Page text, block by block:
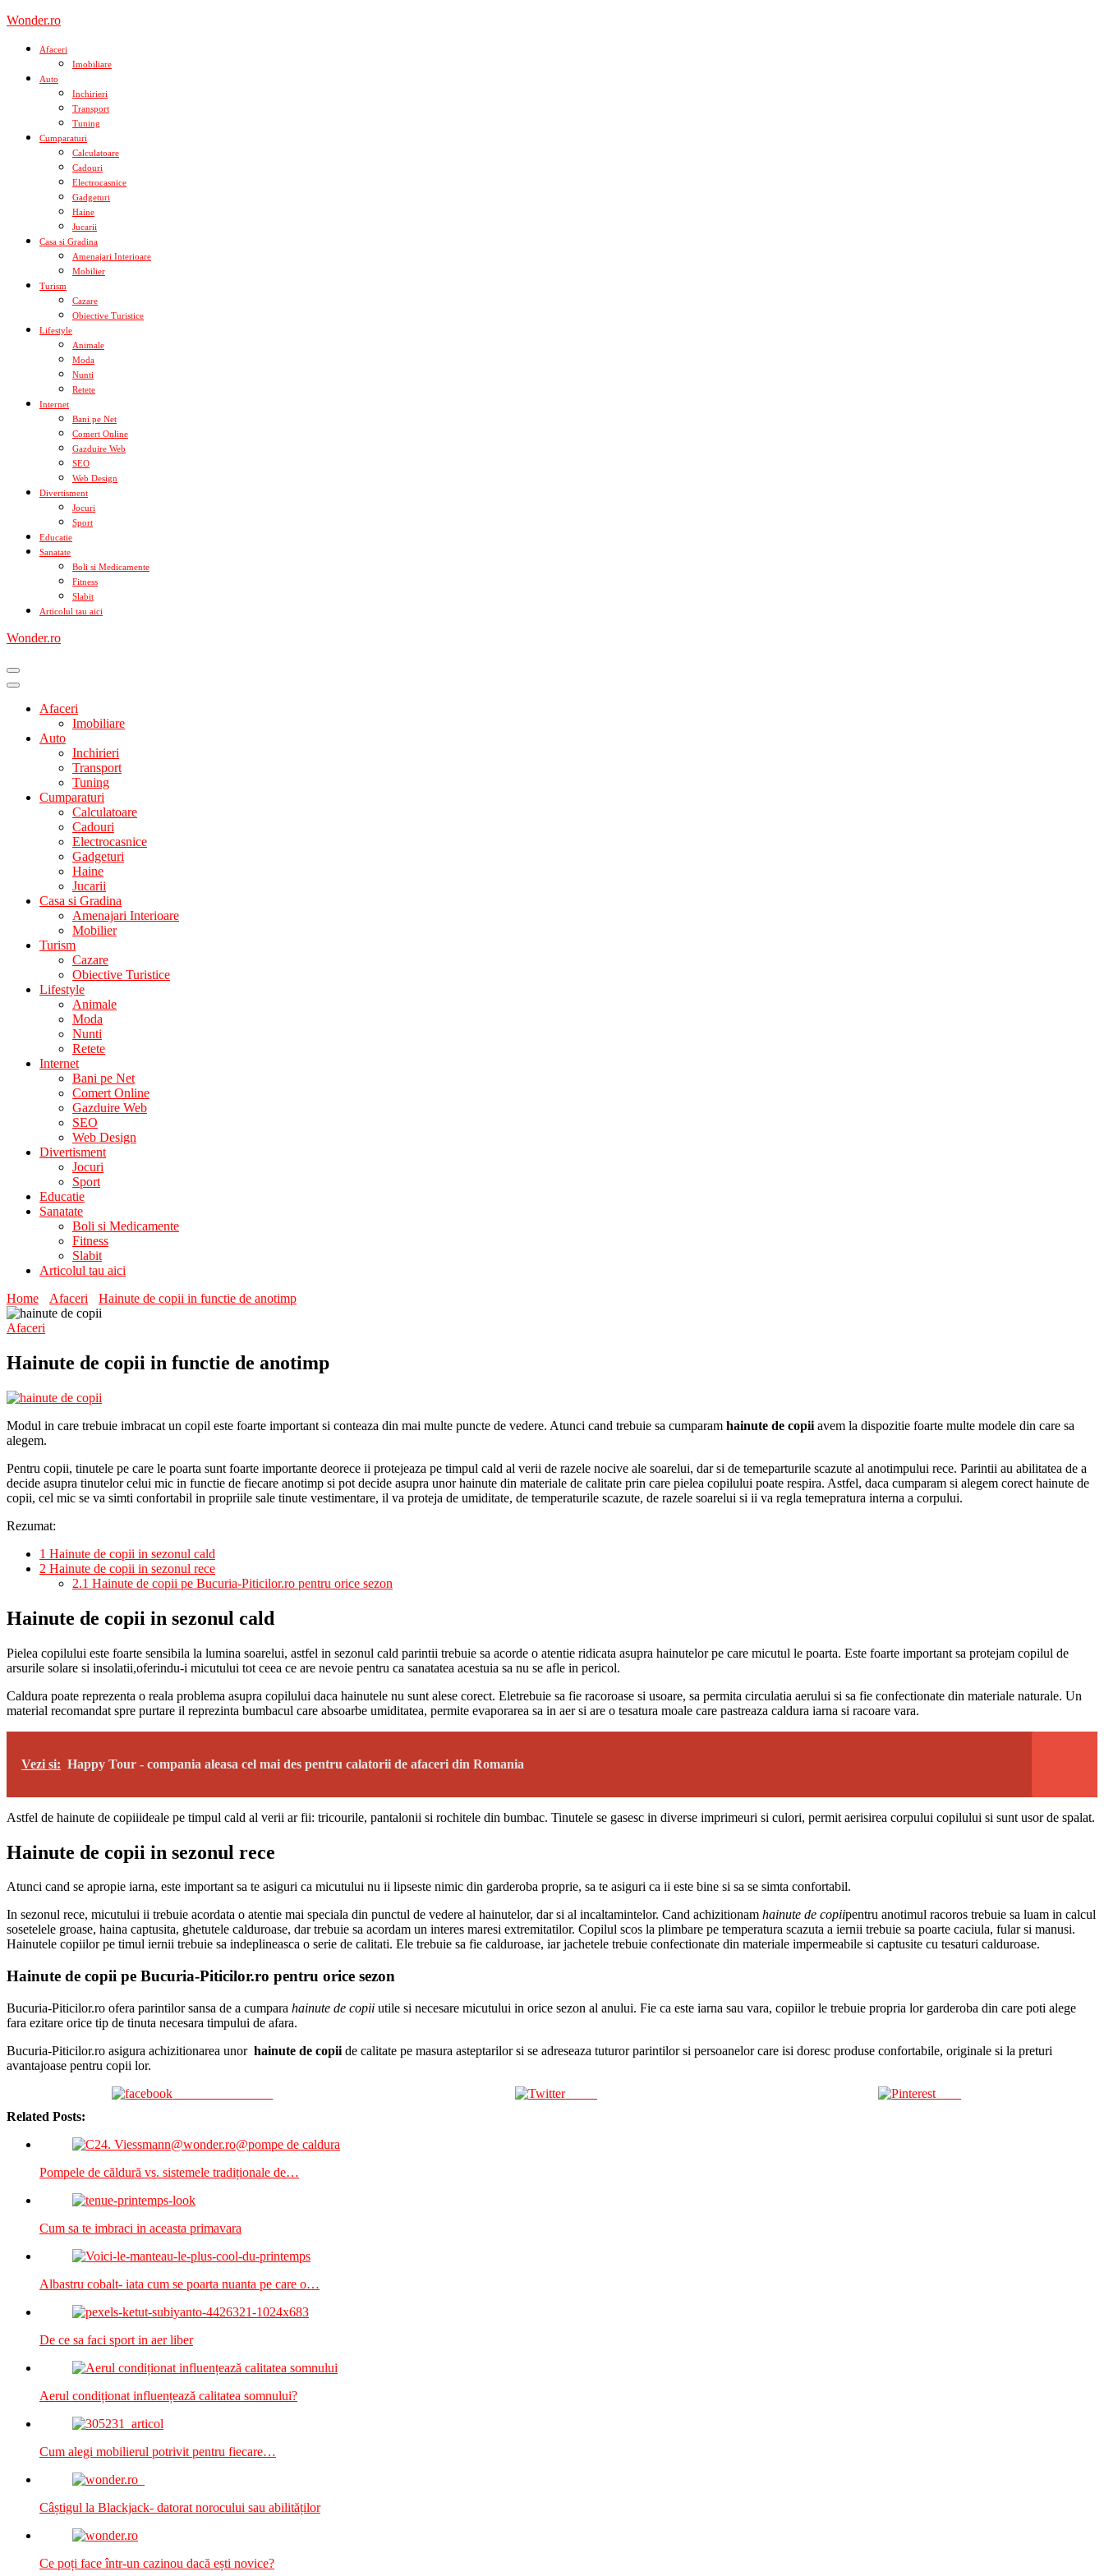
Skip
content
Wonder.ro
Afaceri
Imobiliare
Auto
Inchirieri
Transport
Tuning
Cumparaturi
Calculatoare
Cadouri
Electrocasnice
Gadgeturi
Haine
Jucarii
Casa si Gradina
Amenajari Interioare
Mobilier
Turism
Cazare
Obiective Turistice
Lifestyle
Animale
Moda
Nunti
Retete
Internet
Bani pe Net
Comert Online
Gazduire Web
SEO
Web Design
Divertisment
Jocuri
Sport
Educatie
Sanatate
Boli si Medicamente
Fitness
Slabit
Articolul tau aici
Wonder.ro
Afaceri
Imobiliare
Auto
Inchirieri
Transport
Tuning
Cumparaturi
Calculatoare
Cadouri
Electrocasnice
Gadgeturi
Haine
Jucarii
Casa si Gradina
Amenajari Interioare
Mobilier
Turism
Cazare
Obiective Turistice
Lifestyle
Animale
Moda
Nunti
Retete
Internet
Bani pe Net
Comert Online
Gazduire Web
SEO
Web Design
Divertisment
Jocuri
Sport
Educatie
Sanatate
Boli si Medicamente
Fitness
Slabit
Articolul tau aici
Home
Afaceri Hainute de copii in functie de anotimp
Afaceri
Hainute de copii in functie de anotimp
Modul in care trebuie imbracat un copil este foarte important si conteaza din mai multe puncte de vedere. Atunci cand trebuie sa cumparam hainute de copii avem la dispozitie foarte multe modele din care sa
alegem.
Pentru copii, tinutele pe care le poarta sunt foarte importante deorece ii protejeaza pe timpul cald al verii de razele nocive ale soarelui, dar si de temeparturile scazute al anotimpului rece. Parintii au abilitatea de a
decide asupra tinutelor celui mic in functie de fiecare anotimp si pot decide asupra unor hainute din materiale de calitate prin care pielea copilului poate respira. Astfel, daca cumparam si alegem corect hainute de
copii, cel mic se va simti confortabil in propriile sale tinute vestimentare, il va proteja de umiditate, de temperaturile scazute, de razele soarelui si ii va regla temepratura interna a corpului.
Rezumat:
1 Hainute de copii in sezonul cald
2 Hainute de copii in sezonul rece
2.1 Hainute de copii pe Bucuria-Piticilor.ro pentru orice sezon
Hainute de copii in sezonul cald
Pielea copilului este foarte sensibila la lumina soarelui, astfel in sezonul cald parintii trebuie sa acorde o atentie ridicata asupra hainutelor pe care micutul le poarta. Este foarte important sa protejam copilul de
arsurile solare si insolatii,oferindu-i micutului tot ceea ce are nevoie pentru ca sanatatea acestuia sa nu se afle in pericol.
Caldura poate reprezenta o reala problema asupra copilului daca hainutele nu sunt alese corect. Eletrebuie sa fie racoroase si usoare, sa permita circulatia aerului si sa fie confectionate din materiale naturale. Un
material recomandat spre purtare il reprezinta bumbacul care absoarbe umiditatea, permite evaporarea sa in aer si are o tesatura moale care pastreaza caldura iarna si racoare vara.
Vezi si: Happy Tour - compania aleasa cel mai des pentru calatorii de afaceri din Romania
Astfel de hainute de copiiideale pe timpul cald al verii ar fii: tricourile, pantalonii si rochitele din bumbac. Tinutele se gasesc in diverse imprimeuri si culori, permit aerisirea corpului copilului si sunt usor de spalat.
Hainute de copii in sezonul rece
Atunci cand se apropie iarna, este important sa te asiguri ca micutului nu ii lipseste nimic din garderoba proprie, sa te asiguri ca ii este bine si sa se simta confortabil.
In sezonul rece, micutului ii trebuie acordata o atentie mai speciala din punctul de vedere al hainutelor, dar si al incaltamintelor. Cand achizitionam hainute de copiipentru anotimul racoros trebuie sa luam in calcul
sosetelele groase, haina captusita, ghetutele calduroase, dar trebuie sa acordam un interes maresi extremitatilor. Copilul scos la plimbare pe temperatura scazuta a iernii trebuie sa poarte caciula, fular si manusi.
Hainutele copiilor pe timul iernii trebuie sa indeplineasca o serie de calitati. Ele trebuie sa fie calduroase, iar jachetele trebuie confectionate din materiale impermeabile si captusite cu tesaturi calduroase.
Hainute de copii pe Bucuria-Piticilor.ro pentru orice sezon
Bucuria-Piticilor.ro ofera parintilor sansa de a cumpara hainute de copii utile si necesare micutului in orice sezon al anului. Fie ca este iarna sau vara, copiilor le trebuie propria lor garderoba din care poti alege
fara ezitare orice tip de tinuta necesara timpului de afara.
Bucuria-Piticilor.ro asigura achizitionarea unor hainute de copii de calitate pe masura asteptarilor si se adreseaza tuturor parintilor si persoanelor care isi doresc produse confortabile, originale si la preturi
avantajoase pentru copii lor.
Tweet
Related Posts:
Pompele de căldură vs. sistemele tradiționale de…
Cum sa te imbraci in aceasta primavara
Albastru cobalt- iata cum se poarta nuanta pe care o…
De ce sa faci sport in aer liber
Aerul condiționat influențează calitatea somnului?
Cum alegi mobilierul potrivit pentru fiecare…
Câștigul la Blackjack- datorat norocului sau abilităților
Ce poți face într-un cazinou dacă ești novice?